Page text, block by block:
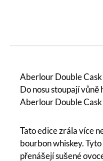
Aberlour Double
Do nosu stoupají
Aberlour Double
Tato edice zrála více
bourbon whiskey.
přenášejí sušené